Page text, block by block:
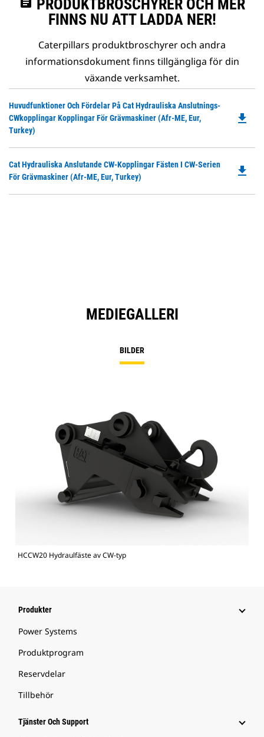
PRODUKTBROSCHYRER OCH MER
FINNS NU ATT LADDA NER!
Caterpillars produktbroschyrer och andra
informationsdokument finns tillgängliga för din
växande verksamhet.
Huvudfunktioner Och Fördelar På Cat Hydrauliska Anslutnings-
CWkopplingar Kopplingar För Grävmaskiner (Afr-ME, Eur,
Turkey)
file_download
Cat Hydrauliska Anslutande CW-Kopplingar Fästen I CW-Serien
För Grävmaskiner (Afr-ME, Eur, Turkey)
file_download
MEDIEGALLERI
BILDER
HCCW20 Hydraulfäste av CW-typ
Produkter
Power Systems
Produktprogram
Reservdelar
Tillbehör
Tjänster Och Support